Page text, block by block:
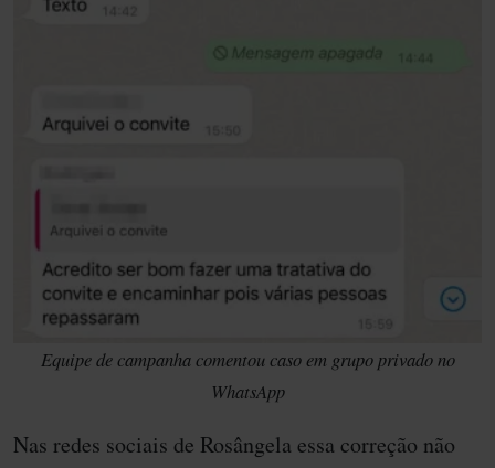
Equipe de campanha comentou caso em grupo privado no
WhatsApp
Nas redes sociais de Rosângela essa correção não